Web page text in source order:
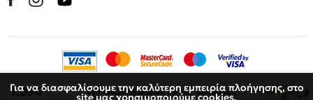
Για να διασφαλίσουμε την καλύτερη εμπειρία πλοήγησης, στο
site μας χρησιμοποιούμε cookies.
1.094€ Παραλάβετε σε 60 έως 80 ημέρες